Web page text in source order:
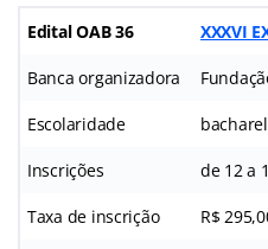
Edital OAB 36 XXXVI
Banca organizadora
Escolaridade
Inscrições de 12 a
Taxa de inscrição R$